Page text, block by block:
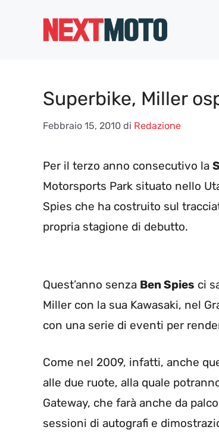
Superbike, Miller
Febbraio 15, 2010 di Redazione
Per il terzo anno consecutivo la
Motorsports Park situato nello
Spies che ha costruito sul
propria stagione di debutto.
Quest’anno senza Ben Spies ci
Miller con la sua Kawasaki, nel
con una serie di eventi per
Come nel 2009, infatti, anche
alle due ruote, alla quale
Gateway, che farà anche da
sessioni di autografi e